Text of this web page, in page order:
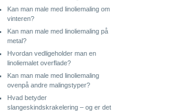
Kan man male med linoliemaling om
vinteren?
Kan man male med linoliemaling på
metal?
Hvordan vedligeholder man en
linoliemalet overflade?
Kan man male med linoliemaling
ovenpå andre malingstyper?
Hvad betyder
slangeskindskrakelering – og er det